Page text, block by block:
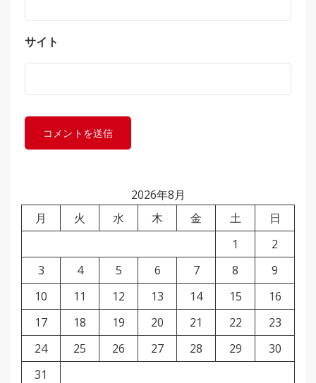
サイト
2026年8月
月
火 水 木 金 土
日
1
2
3
4 5 6 7 8
9
10
11 12 13 14 15
16
17
18 19 20 21 22
23
24
25 26 27 28 29
30
31